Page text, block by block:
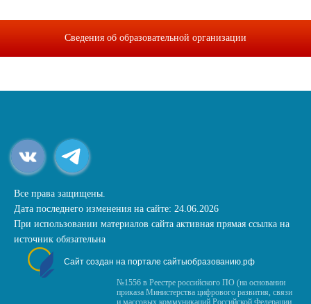
Сведения об образовательной организации
Все права защищены.
Дата последнего изменения на сайте: 24.06.2026
При использовании материалов сайта активная прямая ссылка на
источник обязательна
Сайт создан на портале сайтыобразованию.рф
№1556 в Реестре российского ПО (на основании
приказа Министерства цифрового развития, связи
и массовых коммуникаций Российской Федерации